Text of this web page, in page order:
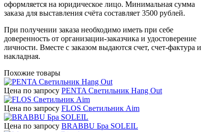
оформляется на юридическое лицо. Минимальная сумма
заказа для выставления счёта составляет 3500 рублей.
При получении заказа необходимо иметь при себе
доверенность от организации-заказчика и удостоверение
личности. Вместе с заказом выдаются счет, счет-фактура и
накладная.
Похожие товары
Цена по запросу PENTA Светильник Hang Out
Цена по запросу FLOS Светильник Aim
Цена по запросу BRABBU Бра SOLEIL